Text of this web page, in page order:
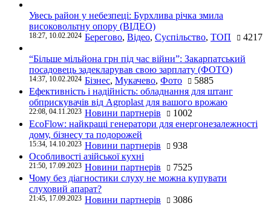
Увесь район у небезпеці: Бурхлива річка змила
високовольтну опору (ВІДЕО)
18:27, 10.02.2024 Берегово, Відео, Суспільство, ТОП 4217
“Більше мільйона грн під час війни”: Закарпатський
посадовець задекларував свою зарплату (ФОТО)
14:37, 10.02.2024 Бізнес, Мукачево, Фото
5885
Ефективність і надійність: обладнання для штанг
обприскувачів від Agroplast для вашого врожаю
22:08, 04.11.2023 Новини партнерів
1002
EcoFlow: найкращі генератори для енергонезалежності
дому, бізнесу та подорожей
15:34, 14.10.2023 Новини партнерів
938
Особливості азійської кухні
21:50, 17.09.2023 Новини партнерів
7525
Чому без діагностики слуху не можна купувати
слуховий апарат?
21:45, 17.09.2023 Новини партнерів 3086